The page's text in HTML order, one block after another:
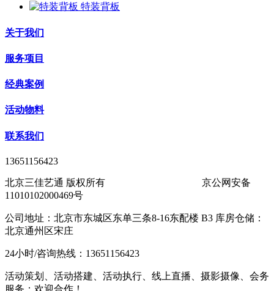
特装背板
关于我们
服务项目
经典案例
活动物料
联系我们
13651156423
北京三佳艺通 版权所有
京公网安备
11010102000469号
公司地址：北京市东城区东单三条8-16东配楼 B3 库房仓储：
北京通州区宋庄
24小时/咨询热线：13651156423
活动策划、活动搭建、活动执行、线上直播、摄影摄像、会务
服务；欢迎合作！